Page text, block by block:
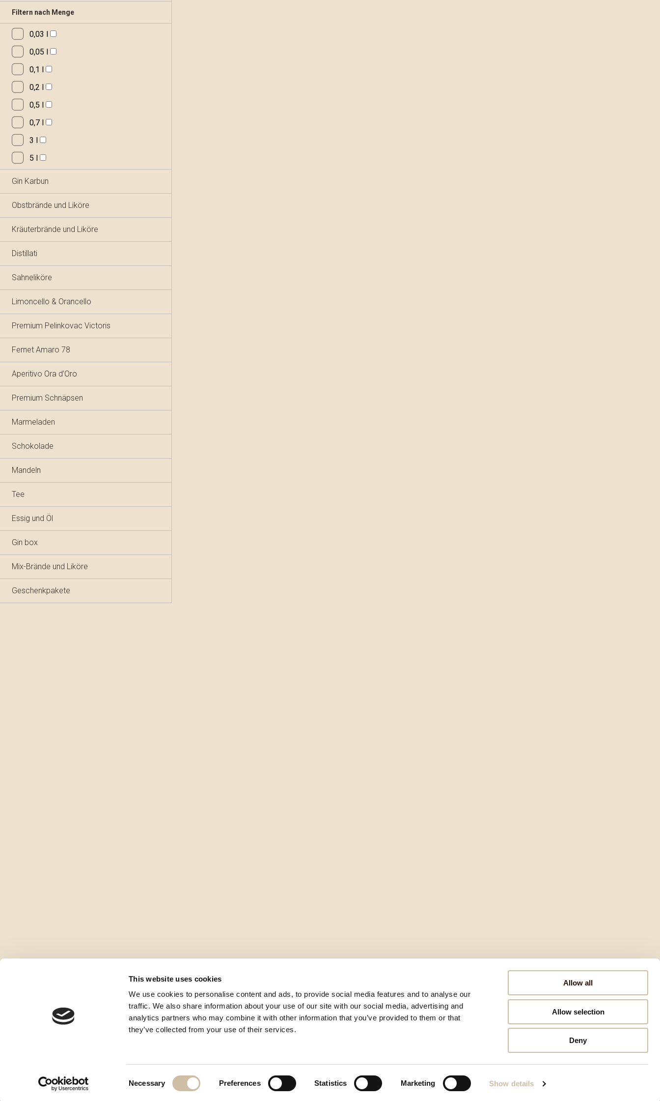
This website uses cookies
We use cookies to personalise content and ads, to provide social media features and to analyse our
traffic. We also share information about your use of our site with our social media, advertising and
analytics partners who may combine it with other information that you’ve provided to them or that
they’ve collected from your use of their services.
Necessary Preferences Statistics Marketing Show details
Allow all
Allow selection
Deny
Filtern nach Menge
0,03 l
0,05 l
0,1 l
0,2 l
0,5 l
0,7 l
3 l
5 l
Gin Karbun
Obstbrände und Liköre
Kräuterbrände und Liköre
Distillati
Sahneliköre
Limoncello & Orancello
Premium Pelinkovac Victoris
Fernet Amaro 78
Aperitivo Ora d’Oro
Premium Schnäpsen
Marmeladen
Schokolade
Mandeln
Tee
Essig und Öl
Gin box
Mix-Brände und Liköre
Geschenkpakete